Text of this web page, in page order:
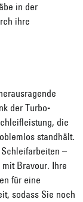
in der
ihre
der Turbo-
die
standhält.
–
Bravour. Ihre
für eine
sodass Sie noch